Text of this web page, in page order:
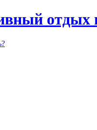
отдых